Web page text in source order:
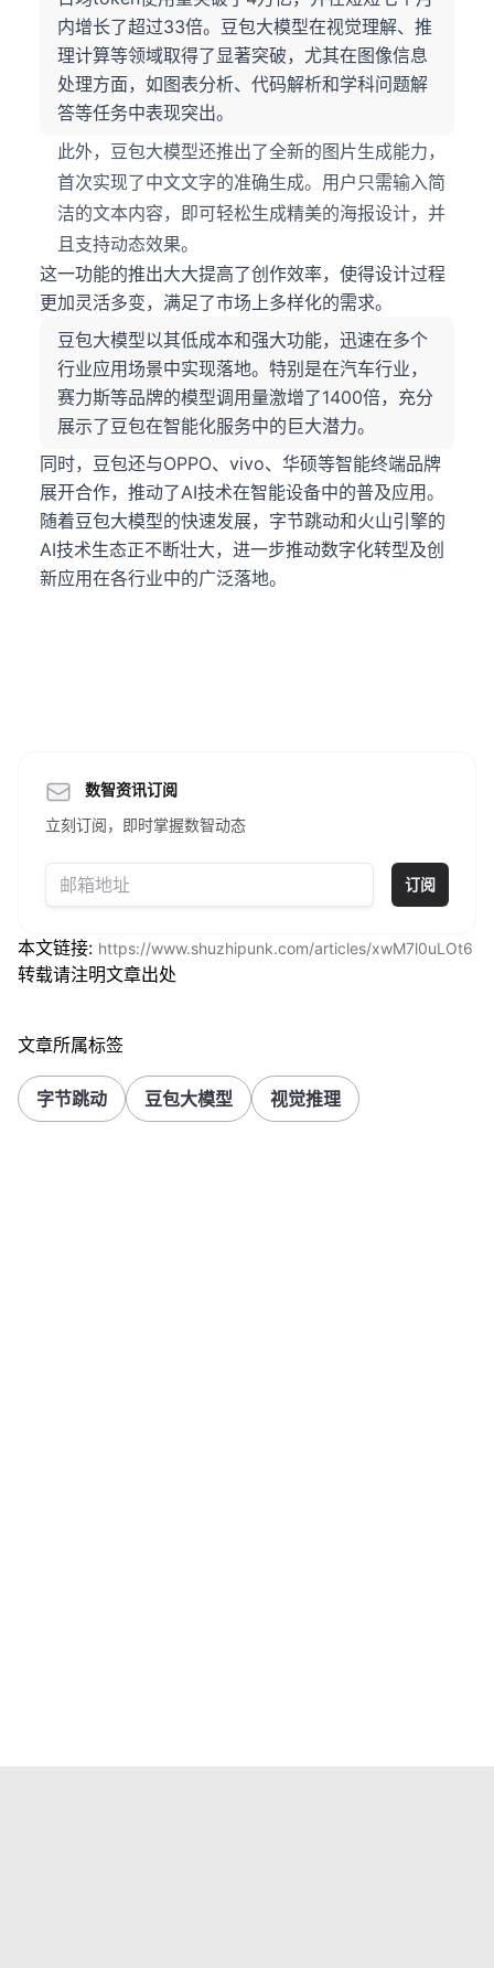
内增长了超过33倍。豆包大模型在视觉理解、推
理计算等领域取得了显著突破，尤其在图像信息
处理方面，如图表分析、代码解析和学科问题解
答等任务中表现突出。
此外，豆包大模型还推出了全新的图片生成能力，
首次实现了中文文字的准确生成。用户只需输入简
洁的文本内容，即可轻松生成精美的海报设计，并
且支持动态效果。
这一功能的推出大大提高了创作效率，使得设计过程
更加灵活多变，满足了市场上多样化的需求。
豆包大模型以其低成本和强大功能，迅速在多个
行业应用场景中实现落地。特别是在汽车行业，
赛力斯等品牌的模型调用量激增了1400倍，充分
展示了豆包在智能化服务中的巨大潜力。
同时，豆包还与OPPO、vivo、华硕等智能终端品牌
展开合作，推动了AI技术在智能设备中的普及应用。
随着豆包大模型的快速发展，字节跳动和火山引擎的
AI技术生态正不断壮大，进一步推动数字化转型及创
新应用在各行业中的广泛落地。
数智资讯订阅
立刻订阅，即时掌握数智动态
订阅
本文链接: https://www.shuzhipunk.com/articles/xwM7l0uLOt6
转载请注明文章出处
文章所属标签
字节跳动 豆包大模型 视觉推理